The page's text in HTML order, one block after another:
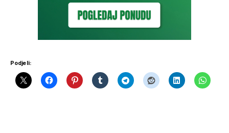
Podjeli: